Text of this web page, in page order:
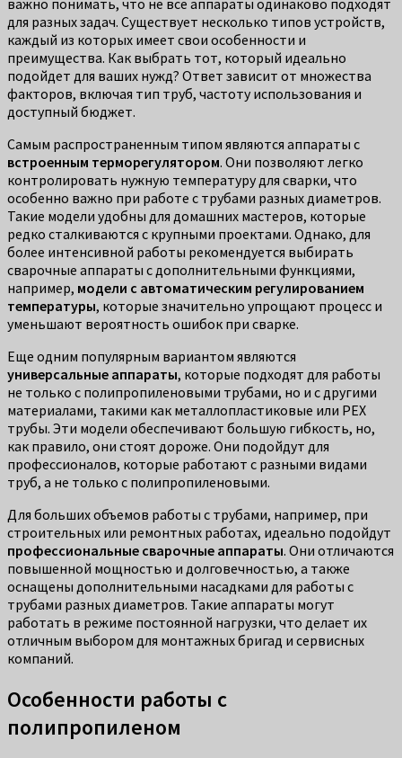
важно понимать, что не все аппараты одинаково подходят
для разных задач. Существует несколько типов устройств,
каждый из которых имеет свои особенности и
преимущества. Как выбрать тот, который идеально
подойдет для ваших нужд? Ответ зависит от множества
факторов, включая тип труб, частоту использования и
доступный бюджет.
Самым распространенным типом являются аппараты с
встроенным терморегулятором. Они позволяют легко
контролировать нужную температуру для сварки, что
особенно важно при работе с трубами разных диаметров.
Такие модели удобны для домашних мастеров, которые
редко сталкиваются с крупными проектами. Однако, для
более интенсивной работы рекомендуется выбирать
сварочные аппараты с дополнительными функциями,
например, модели с автоматическим регулированием
температуры, которые значительно упрощают процесс и
уменьшают вероятность ошибок при сварке.
Еще одним популярным вариантом являются
универсальные аппараты, которые подходят для работы
не только с полипропиленовыми трубами, но и с другими
материалами, такими как металлопластиковые или PEX
трубы. Эти модели обеспечивают большую гибкость, но,
как правило, они стоят дороже. Они подойдут для
профессионалов, которые работают с разными видами
труб, а не только с полипропиленовыми.
Для больших объемов работы с трубами, например, при
строительных или ремонтных работах, идеально подойдут
профессиональные сварочные аппараты. Они отличаются
повышенной мощностью и долговечностью, а также
оснащены дополнительными насадками для работы с
трубами разных диаметров. Такие аппараты могут
работать в режиме постоянной нагрузки, что делает их
отличным выбором для монтажных бригад и сервисных
компаний.
Особенности работы с
полипропиленом